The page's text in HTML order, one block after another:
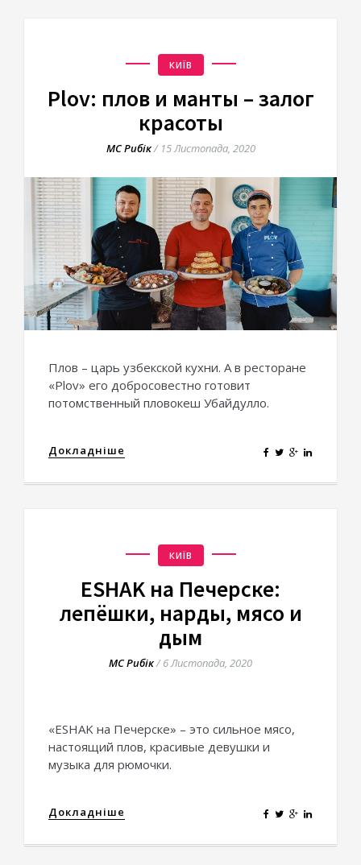
КИЇВ
Plov: плов и манты – залог
красоты
МС Рибік/ 15 Листопада, 2020
Плов – царь узбекской кухни. А в ресторане
«Plov» его добросовестно готовит
потомственный пловокеш Убайдулло.
Докладніше
КИЇВ
ESHAK на Печерске:
лепёшки, нарды, мясо и
дым
МС Рибік/6 Листопада, 2020
«ESHAK на Печерске» – это сильное мясо,
настоящий плов, красивые девушки и
музыка для рюмочки.
Докладніше